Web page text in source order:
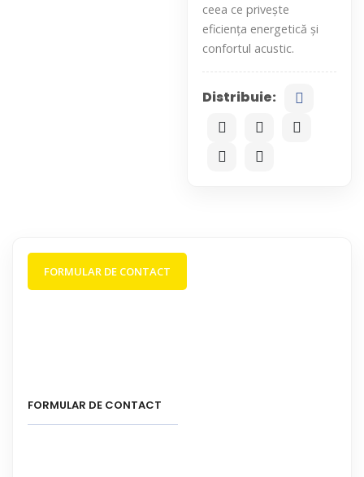
ceea ce privește
eficiența energetică și
confortul acustic.
Distribuie:
FORMULAR DE CONTACT
FORMULAR DE CONTACT